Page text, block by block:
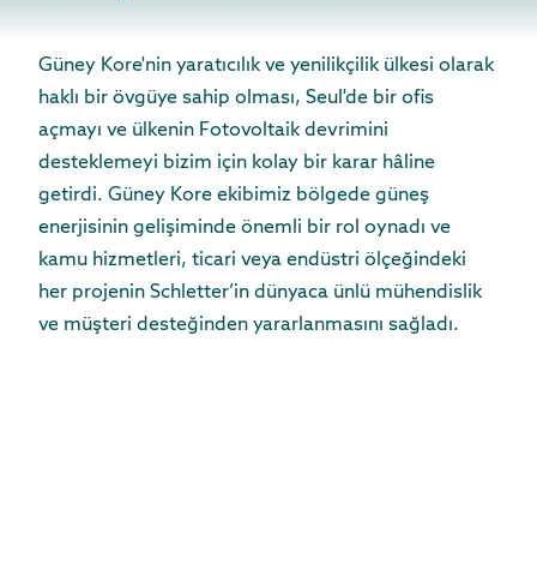
Güney Kore'nin yaratıcılık ve yenilikçilik ülkesi olarak
haklı bir övgüye sahip olması, Seul'de bir ofis
açmayı ve ülkenin Fotovoltaik devrimini
desteklemeyi bizim için kolay bir karar hâline
getirdi. Güney Kore ekibimiz bölgede güneş
enerjisinin gelişiminde önemli bir rol oynadı ve
kamu hizmetleri, ticari veya endüstri ölçeğindeki
her projenin Schletter’in dünyaca ünlü mühendislik
ve müşteri desteğinden yararlanmasını sağladı.